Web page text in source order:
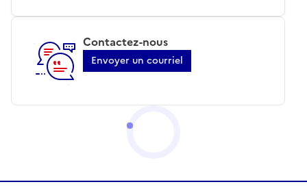
Contactez-nous
Envoyer un courriel